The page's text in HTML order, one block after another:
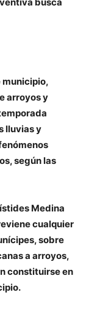
busca
municipio,
arroyos y
lluvias y
según las
Medina
cualquier
sobre
a arroyos,
constituirse en